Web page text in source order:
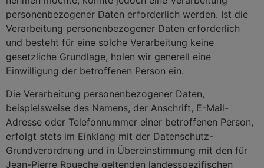
personenbezogener Daten erforderlich werden. Ist die
Verarbeitung personenbezogener Daten erforderlich
und besteht für eine solche Verarbeitung keine
gesetzliche Grundlage, holen wir generell eine
Einwilligung der betroffenen Person ein.
Die Verarbeitung personenbezogener Daten,
beispielsweise des Namens, der Anschrift, E-Mail-
Adresse oder Telefonnummer einer betroffenen Person,
erfolgt stets im Einklang mit der Datenschutz-
Grundverordnung und in Übereinstimmung mit den für
Jean-Pierre Roueche geltenden landesspezifischen